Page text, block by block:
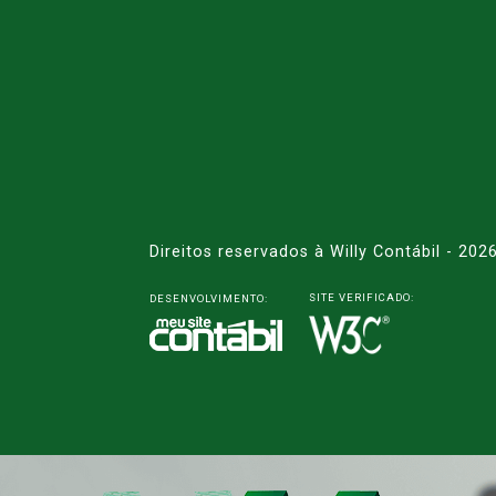
Direitos reservados à Willy Contábil -
DESENVOLVIMENTO: SITE VERIFICADO: